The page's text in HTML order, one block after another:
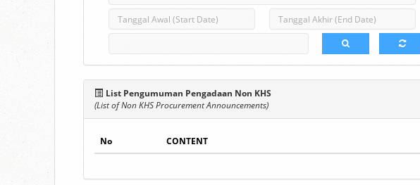
List Pengumuman Pengadaan Non KHS
(List of Non KHS Procurement Announcements)
No CONTENT